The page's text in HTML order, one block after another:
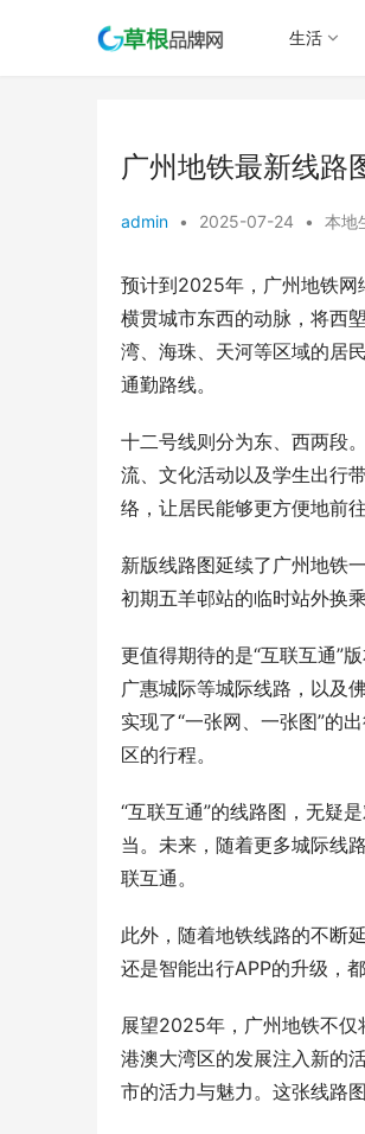
生活
广州地铁最新线路
admin • 2025-07-24 • 本地
预计到2025年，广州地铁网
横贯城市东西的动脉，将西
湾、海珠、天河等区域的居
通勤路线。
十二号线则分为东、西两段
流、文化活动以及学生出行
络，让居民能够更方便地前
新版线路图延续了广州地铁
初期五羊邨站的临时站外换
更值得期待的是“互联互通”
广惠城际等城际线路，以及
实现了“一张网、一张图”的
区的行程。
“互联互通”的线路图，无疑
当。未来，随着更多城际线
联互通。
此外，随着地铁线路的不断
还是智能出行APP的升级，
展望2025年，广州地铁不仅
港澳大湾区的发展注入新的
市的活力与魅力。这张线路